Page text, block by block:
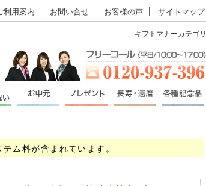
利用案内 お問い合せ お客様の声 サイトマップ
ギフトマナーカテゴリ
ム料が含まれています。